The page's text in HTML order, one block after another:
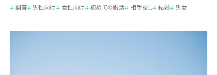
調査 男性向け 女性向け 初めての婚活 相手探し 結婚 男女